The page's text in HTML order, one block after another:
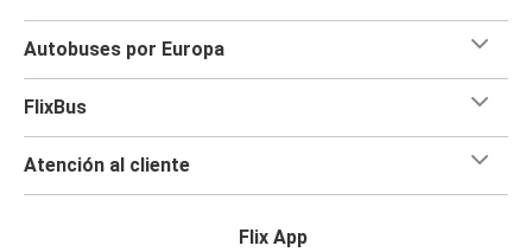
Autobuses por Europa
FlixBus
Atención al cliente
Flix App